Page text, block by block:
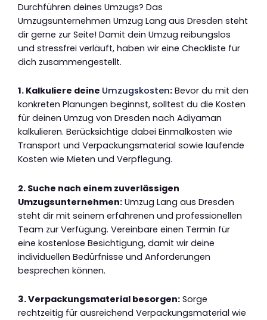
Durchführen deines Umzugs? Das
Umzugsunternehmen Umzug Lang aus Dresden steht
dir gerne zur Seite! Damit dein Umzug reibungslos
und stressfrei verläuft, haben wir eine Checkliste für
dich zusammengestellt.
1. Kalkuliere deine Umzugskosten: Bevor du mit den
konkreten Planungen beginnst, solltest du die Kosten
für deinen Umzug von Dresden nach Adiyaman
kalkulieren. Berücksichtige dabei Einmalkosten wie
Transport und Verpackungsmaterial sowie laufende
Kosten wie Mieten und Verpflegung.
2. Suche nach einem zuverlässigen
Umzugsunternehmen: Umzug Lang aus Dresden
steht dir mit seinem erfahrenen und professionellen
Team zur Verfügung. Vereinbare einen Termin für
eine kostenlose Besichtigung, damit wir deine
individuellen Bedürfnisse und Anforderungen
besprechen können.
3. Verpackungsmaterial besorgen: Sorge
rechtzeitig für ausreichend Verpackungsmaterial wie